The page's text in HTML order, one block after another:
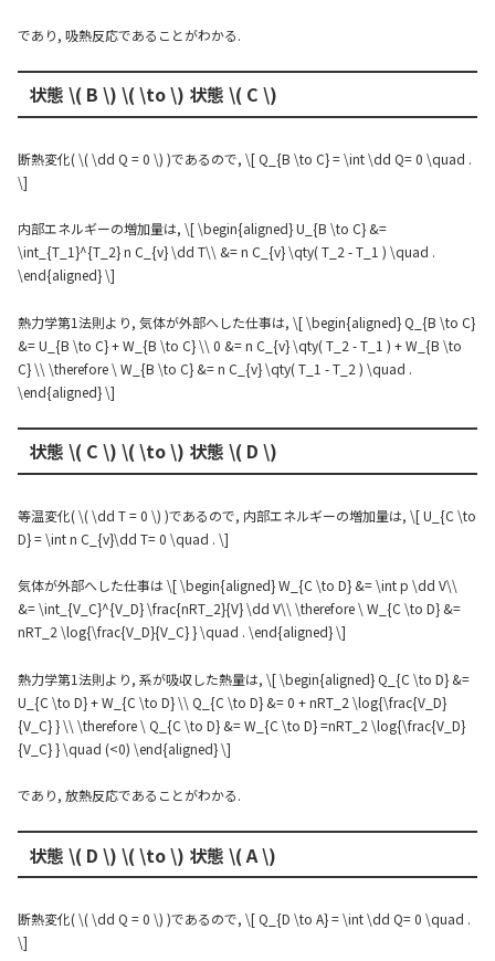
であり, 吸熱反応であることがわかる.
状態 \( B \) \( \to \) 状態 \( C \)
断熱変化( \( \dd Q = 0 \) )であるので, \[ Q_{B \to C} = \int \dd Q= 0 \quad .
\]
内部エネルギーの増加量は, \[ \begin{aligned} U_{B \to C} &=
\int_{T_1}^{T_2} n C_{v} \dd T\\ &= n C_{v} \qty( T_2 - T_1 ) \quad .
\end{aligned} \]
熱力学第1法則より, 気体が外部へした仕事は, \[ \begin{aligned} Q_{B \to C}
&= U_{B \to C} + W_{B \to C} \\ 0 &= n C_{v} \qty( T_2 - T_1 ) + W_{B \to
C} \\ \therefore \ W_{B \to C} &= n C_{v} \qty( T_1 - T_2 ) \quad .
\end{aligned} \]
状態 \( C \) \( \to \) 状態 \( D \)
等温変化( \( \dd T = 0 \) )であるので, 内部エネルギーの増加量は, \[ U_{C \to
D} = \int n C_{v}\dd T= 0 \quad . \]
気体が外部へした仕事は \[ \begin{aligned} W_{C \to D} &= \int p \dd V\\
&= \int_{V_C}^{V_D} \frac{nRT_2}{V} \dd V\\ \therefore \ W_{C \to D} &=
nRT_2 \log{\frac{V_D}{V_C} } \quad . \end{aligned} \]
熱力学第1法則より, 系が吸収した熱量は, \[ \begin{aligned} Q_{C \to D} &=
U_{C \to D} + W_{C \to D} \\ Q_{C \to D} &= 0 + nRT_2 \log{\frac{V_D}
{V_C} } \\ \therefore \ Q_{C \to D} &= W_{C \to D} =nRT_2 \log{\frac{V_D}
{V_C} } \quad (<0) \end{aligned} \]
であり, 放熱反応であることがわかる.
状態 \( D \) \( \to \) 状態 \( A \)
断熱変化( \( \dd Q = 0 \) )であるので, \[ Q_{D \to A} = \int \dd Q= 0 \quad .
\]